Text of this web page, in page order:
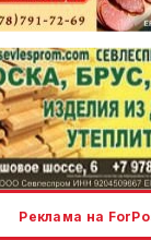
Реклама на